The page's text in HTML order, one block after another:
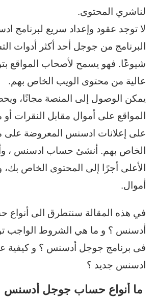
لناشري المحتوى.
لا توجد عقود وإعداد سريع لبرنامج
البرنامج من جوجل أحد أكثر أدوات
شيوعًا. فهو يسمح لأصحاب المواقع
عالية من محتوى الويب الخاص بهم.
يمكن الوصول إلى المنصة مجانًا،
المواقع على أموال مقابل النقرات
على إعلانات ادسنس المعروضة على
الخاص بهم. أنشئ حساب ادسنس ،
الأعلى أجرًا إلى المحتوى الخاص
أموال.
في هذه المقالة سنتطرق الى
أدسنس ؟ و ما هي الشروط الواجب
فى برنامج جوجل أدسنس ؟ و
ادسنس جديد ؟
ما أنواع حساب جوجل